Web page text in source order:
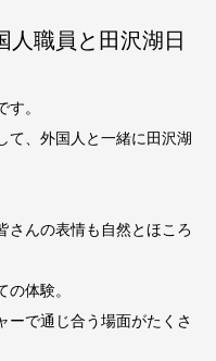
人職員と田沢湖日
。
て、外国人と一緒に田沢湖
さんの表情も自然とほころ
体験。
ーで通じ合う場面がたくさ